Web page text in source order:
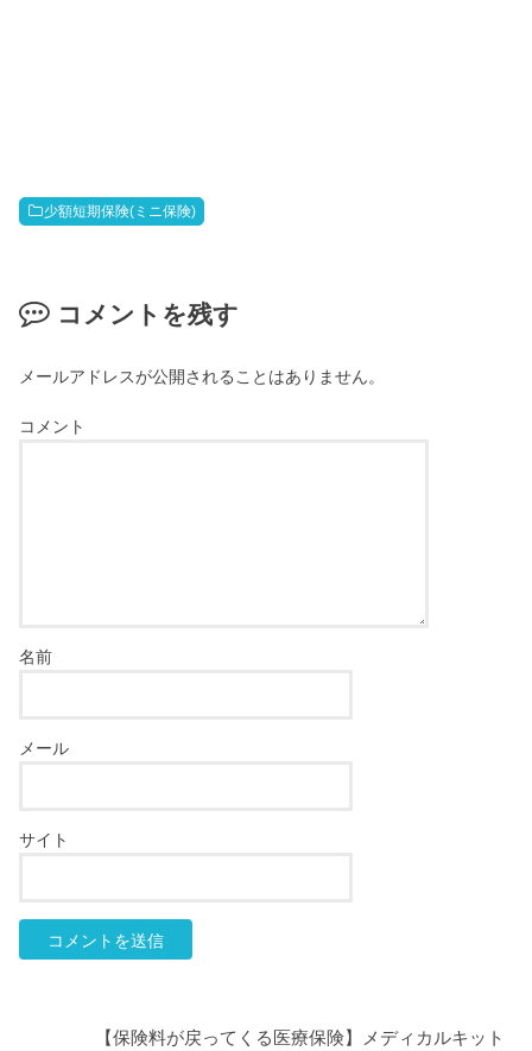
少額短期保険(ミニ保険)
コメントを残す
メールアドレスが公開されることはありません。
コメント
名前
メール
サイト
【保険料が戻ってくる医療保険】メディカルキット